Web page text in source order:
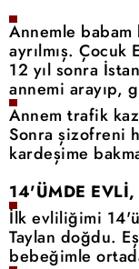
Annemle babam
ayrılmış.
12 yıl sonra
annemi arayıp,
Annem trafik
Sonra şizofreni
kardeşime
14'ÜMDE
İlk evliliğimi
Taylan doğdu.
bebeğimle